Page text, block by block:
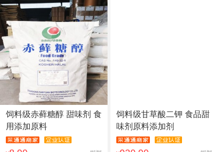
饲料级赤藓糖醇 甜味剂 食
用添加原料
饲料级甘草酸二钾 食品甜
味剂原料添加剂